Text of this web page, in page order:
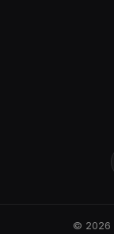
© 2026